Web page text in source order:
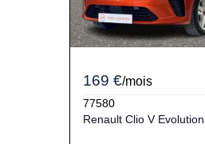
169 €/mois
77580
Renault Clio V Evolution